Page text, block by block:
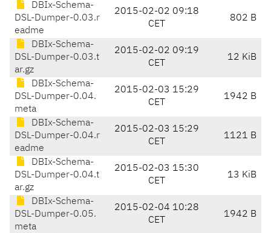
DBIx-Schema-
DSL-Dumper-0.03.r
eadme
2015-02-02 09:18
CET
802 B
DBIx-Schema-
DSL-Dumper-0.03.t
ar.gz
2015-02-02 09:19
CET
12 KiB
DBIx-Schema-
DSL-Dumper-0.04.
meta
2015-02-03 15:29
CET
1942 B
DBIx-Schema-
DSL-Dumper-0.04.r
eadme
2015-02-03 15:29
CET
1121 B
DBIx-Schema-
DSL-Dumper-0.04.t
ar.gz
2015-02-03 15:30
CET
13 KiB
DBIx-Schema-
DSL-Dumper-0.05.
meta
2015-02-04 10:28
CET
1942 B